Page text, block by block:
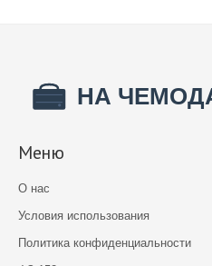
Меню
О нас
Условия использования
Политика конфиденциальности